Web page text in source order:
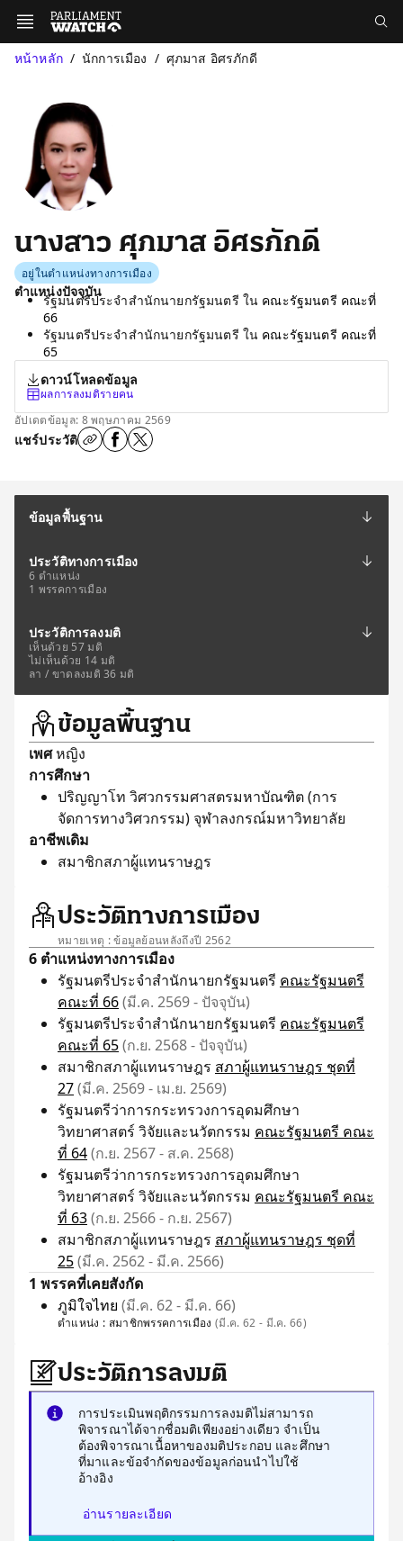
หน้าหลัก นักการเมือง ศุภมาส อิศรภักดี
นางสาว ศุภมาส อิศรภักดี
อยู่ในตำแหน่งทางการเมือง
ตำแหน่งปัจจุบัน
รัฐมนตรีประจำสำนักนายกรัฐมนตรี ใน คณะรัฐมนตรี คณะที่
66
รัฐมนตรีประจำสำนักนายกรัฐมนตรี ใน คณะรัฐมนตรี คณะที่
65
ดาวน์โหลดข้อมูล
ผลการลงมติรายคน
อัปเดตข้อมูล: 8 พฤษภาคม 2569
แชร์ประวัติ
ข้อมูลพื้นฐาน
ประวัติทางการเมือง
6 ตำแหน่ง
1 พรรคการเมือง
ประวัติการลงมติ
เห็นด้วย 57 มติ
ไม่เห็นด้วย 14 มติ
ลา / ขาดลงมติ 36 มติ
ข้อมูลพื้นฐาน
เพศหญิง
การศึกษา
ปริญญาโท วิศวกรรมศาสตรมหาบัณฑิต (การ
จัดการทางวิศวกรรม) จุฬาลงกรณ์มหาวิทยาลัย
อาชีพเดิม
สมาชิกสภาผู้แทนราษฎร
ประวัติทางการเมือง
หมายเหตุ : ข้อมูลย้อนหลังถึงปี 2562
6 ตำแหน่งทางการเมือง
รัฐมนตรีประจำสำนักนายกรัฐมนตรี คณะรัฐมนตรี
คณะที่ 66(มี.ค. 2569 - ปัจจุบัน)
รัฐมนตรีประจำสำนักนายกรัฐมนตรี คณะรัฐมนตรี
คณะที่ 65(ก.ย. 2568 - ปัจจุบัน)
สมาชิกสภาผู้แทนราษฎร สภาผู้แทนราษฎร ชุดที่
27(มี.ค. 2569 - เม.ย. 2569)
รัฐมนตรีว่าการกระทรวงการอุดมศึกษา
วิทยาศาสตร์ วิจัยและนวัตกรรม คณะรัฐมนตรี คณะ
ที่ 64(ก.ย. 2567 - ส.ค. 2568)
รัฐมนตรีว่าการกระทรวงการอุดมศึกษา
วิทยาศาสตร์ วิจัยและนวัตกรรม คณะรัฐมนตรี คณะ
ที่ 63(ก.ย. 2566 - ก.ย. 2567)
สมาชิกสภาผู้แทนราษฎร สภาผู้แทนราษฎร ชุดที่
25(มี.ค. 2562 - มี.ค. 2566)
1 พรรคที่เคยสังกัด
ภูมิใจไทย (มี.ค. 62 - มี.ค. 66)
ตำแหน่ง : สมาชิกพรรคการเมือง(มี.ค. 62 - มี.ค. 66)
ประวัติการลงมติ
การประเมินพฤติกรรมการลงมติไม่สามารถ
พิจารณาได้จากชื่อมติเพียงอย่างเดียว จำเป็น
ต้องพิจารณาเนื้อหาของมติประกอบ และศึกษา
ที่มาและข้อจำกัดของข้อมูลก่อนนำไปใช้
อ้างอิง
อ่านรายละเอียด